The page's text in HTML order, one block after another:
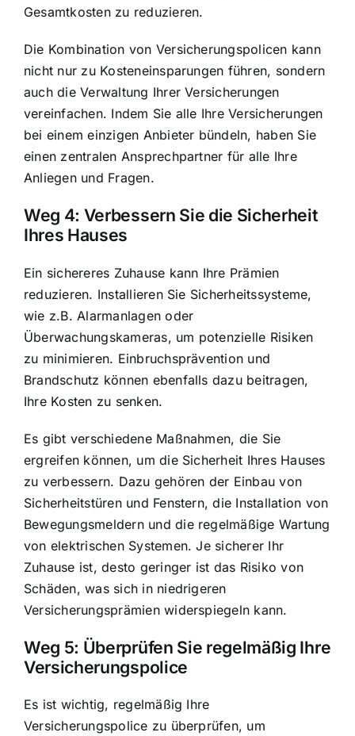
Gesamtkosten zu reduzieren.
Die Kombination von Versicherungspolicen kann
nicht nur zu Kosteneinsparungen führen, sondern
auch die Verwaltung Ihrer Versicherungen
vereinfachen. Indem Sie alle Ihre Versicherungen
bei einem einzigen Anbieter bündeln, haben Sie
einen zentralen Ansprechpartner für alle Ihre
Anliegen und Fragen.
Weg 4: Verbessern Sie die Sicherheit
Ihres Hauses
Ein sichereres Zuhause kann Ihre Prämien
reduzieren. Installieren Sie Sicherheitssysteme,
wie z.B. Alarmanlagen oder
Überwachungskameras, um potenzielle Risiken
zu minimieren. Einbruchsprävention und
Brandschutz können ebenfalls dazu beitragen,
Ihre Kosten zu senken.
Es gibt verschiedene Maßnahmen, die Sie
ergreifen können, um die Sicherheit Ihres Hauses
zu verbessern. Dazu gehören der Einbau von
Sicherheitstüren und Fenstern, die Installation von
Bewegungsmeldern und die regelmäßige Wartung
von elektrischen Systemen. Je sicherer Ihr
Zuhause ist, desto geringer ist das Risiko von
Schäden, was sich in niedrigeren
Versicherungsprämien widerspiegeln kann.
Weg 5: Überprüfen Sie regelmäßig Ihre
Versicherungspolice
Es ist wichtig, regelmäßig Ihre
Versicherungspolice zu überprüfen, um